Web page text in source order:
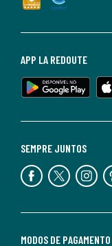
MODOS DE PAGAMENTO
SEMPRE JUNTOS
APP LA REDOUTE